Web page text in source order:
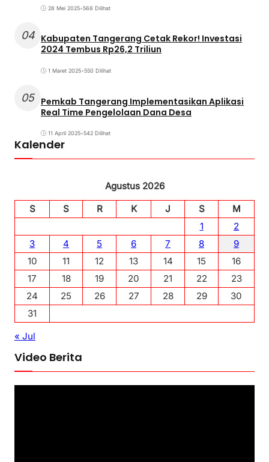
28 Mei 2025•568 Dilihat
04 Kabupaten Tangerang Cetak Rekor! Investasi
2024 Tembus Rp26,2 Triliun
1 Maret 2025•550 Dilihat
05 Pemkab Tangerang Implementasikan Aplikasi
Real Time Pengelolaan Dana Desa
11 April 2025•542 Dilihat
Kalender
Agustus 2026
S
S R K J S
M
1
2
3
4 5 6 7 8
9
10
11 12 13 14 15
16
17
18 19 20 21 22
23
24
25 26 27 28 29
30
31
« Jul
Video Berita